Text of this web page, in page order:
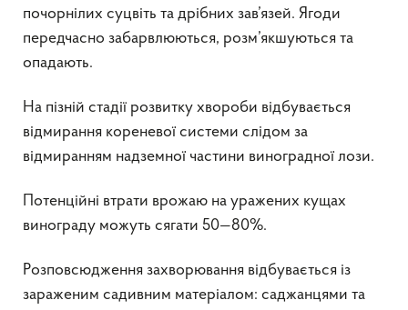
почорнілих суцвіть та дрібних зав’язей. Ягоди
передчасно забарвлюються, розм’якшуються та
опадають.
На пізній стадії розвитку хвороби відбувається
відмирання кореневої системи слідом за
відмиранням надземної частини виноградної лози.
Потенційні втрати врожаю на уражених кущах
винограду можуть сягати 50—80%.
Розповсюдження захворювання відбувається із
зараженим садивним матеріалом: саджанцями та